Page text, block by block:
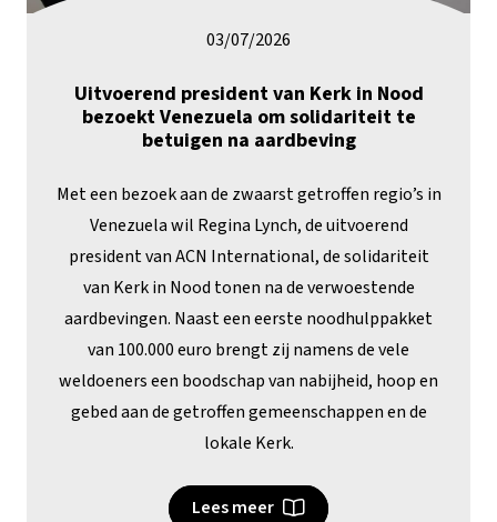
03/07/2026
Uitvoerend president van Kerk in Nood
bezoekt Venezuela om solidariteit te
betuigen na aardbeving
Met een bezoek aan de zwaarst getroffen regio’s in
Venezuela wil Regina Lynch, de uitvoerend
president van ACN International, de solidariteit
van Kerk in Nood tonen na de verwoestende
aardbevingen. Naast een eerste noodhulppakket
van 100.000 euro brengt zij namens de vele
weldoeners een boodschap van nabijheid, hoop en
gebed aan de getroffen gemeenschappen en de
lokale Kerk.
Lees meer